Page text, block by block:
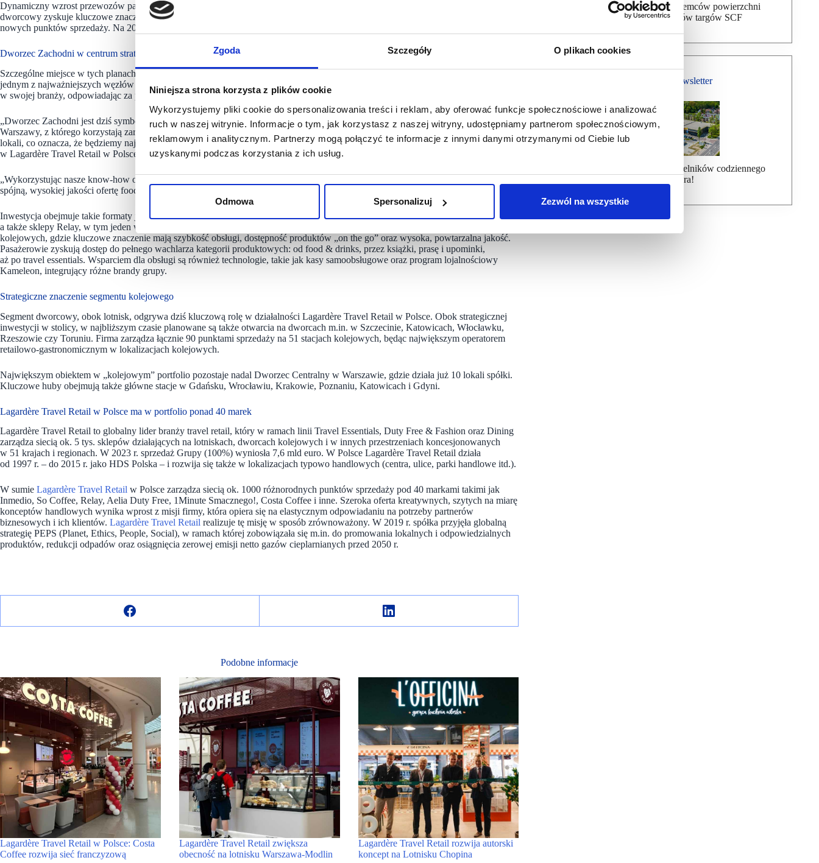
Zgoda Szczegóły O plikach cookies
Niniejsza strona korzysta z plików cookie
Wykorzystujemy pliki cookie do spersonalizowania treści i reklam, aby oferować funkcje społecznościowe i analizować
ruch w naszej witrynie. Informacje o tym, jak korzystasz z naszej witryny, udostępniamy partnerom społecznościowym,
reklamowym i analitycznym. Partnerzy mogą połączyć te informacje z innymi danymi otrzymanymi od Ciebie lub
uzyskanymi podczas korzystania z ich usług.
Odmowa Spersonalizuj Zezwól na wszystkie
Dynamiczny wzrost przewozów pasażerskich oraz intensywna modernizacja infrastruktury kolejowej w Polsce sprawiają, że segment
dworcowy zyskuje kluczowe znaczenie dla Lagardère Travel Retail w Polsce. Tylko w 2025 r. spółka otworzyła na dworcach 14
nowych punktów sprzedaży. Na 2026 potwierdziła już 19 kolejnych lokalizacji, a prace nad następnymi projektami trwają.
Dworzec Zachodni w centrum strategii na 2026 r.
Szczególne miejsce w tych planach zajmuje Dworzec Zachodni w Warszawie, który po niedawno zakończonej modernizacji staje się
jednym z najważniejszych węzłów komunikacyjnych w kraju. Lagardère Travel Retail w Polsce będzie tam największym operatorem
w swojej branży, odpowiadając za ponad połowę dostępnej powierzchni handlowo-gastronomicznej.
„Dworzec Zachodni jest dziś symbolem zmian zachodzących na polskiej kolei. To nowoczesny hub transportowy w centrum
Warszawy, z którego korzystają zarówno mieszkańcy stolicy, jak i podróżni z całego kraju. W drodze przetargu pozyskaliśmy 8 z 14
lokali, co oznacza, że będziemy największym najemcą na tym dworcu” – podkreśla Dariusz Sinkiewicz, zastępca prezesa zarządu
w Lagardère Travel Retail w Polsce.
„Wykorzystując nasze know-how oraz portfolio ponad 40 marek w różnych liniach biznesowych, jesteśmy
spójną, wysokiej jakości ofertę food i retail, dopasowaną do potrzeb i tempa podróży pasażerów”.
Inwestycja obejmuje takie formaty jak Costa Coffee, Salad Story, PAUL, Discover, 1Minute, foodvenience 1 Minute Smacznego!,
a także sklepy Relay, w tym jeden w zupełnie nowej odsłonie. Oferta zaprojektowana została z myślą o specyfice podróży
kolejowych, gdzie kluczowe znaczenie mają szybkość obsługi, dostępność produktów „on the go” oraz wysoka, powtarzalna jakość.
Pasażerowie zyskują dostęp do pełnego wachlarza kategorii produktowych: od food & drinks, przez książki, prasę i upominki,
aż po travel essentials. Wsparciem dla obsługi są również technologie, takie jak kasy samoobsługowe oraz program lojalnościowy
Kameleon, integrujący różne brandy grupy.
Strategiczne znaczenie segmentu kolejowego
Segment dworcowy, obok lotnisk, odgrywa dziś kluczową rolę w działalności Lagardère Travel Retail w Polsce. Obok strategicznej
inwestycji w stolicy, w najbliższym czasie planowane są także otwarcia na dworcach m.in. w Szczecinie, Katowicach, Włocławku,
Rzeszowie czy Toruniu. Firma zarządza łącznie 90 punktami sprzedaży na 51 stacjach kolejowych, będąc największym operatorem
retailowo-gastronomicznym w lokalizacjach kolejowych.
Największym obiektem w „kolejowym” portfolio pozostaje nadal Dworzec Centralny w Warszawie, gdzie działa już 10 lokali spółki.
Kluczowe huby obejmują także główne stacje w Gdańsku, Wrocławiu, Krakowie, Poznaniu, Katowicach i Gdyni.
Lagardère Travel Retail w Polsce ma w portfolio ponad 40 marek
Lagardère Travel Retail to globalny lider branży travel retail, który w ramach linii Travel Essentials, Duty Free & Fashion oraz Dining
zarządza siecią ok. 5 tys. sklepów działających na lotniskach, dworcach kolejowych i w innych przestrzeniach koncesjonowanych
w 51 krajach i regionach. W 2023 r. sprzedaż Grupy (100%) wyniosła 7,6 mld euro. W Polsce Lagardère Travel Retail działa
od 1997 r. – do 2015 r. jako HDS Polska – i rozwija się także w lokalizacjach typowo handlowych (centra, ulice, parki handlowe itd.).
W sumie Lagardère Travel Retail w Polsce zarządza siecią ok. 1000 różnorodnych punktów sprzedaży pod 40 markami takimi jak
Inmedio, So Coffee, Relay, Aelia Duty Free, 1Minute Smacznego!, Costa Coffee i inne. Szeroka oferta kreatywnych, szytych na miarę
konceptów handlowych wynika wprost z misji firmy, która opiera się na elastycznym odpowiadaniu na potrzeby partnerów
biznesowych i ich klientów. Lagardère Travel Retail realizuje tę misję w sposób zrównoważony. W 2019 r. spółka przyjęła globalną
strategię PEPS (Planet, Ethics, People, Social), w ramach której zobowiązała się m.in. do promowania lokalnych i odpowiedzialnych
produktów, redukcji odpadów oraz osiągnięcia zerowej emisji netto gazów cieplarnianych przed 2050 r.
Podobne informacje
Lagardère Travel Retail w Polsce: Costa
Coffee rozwija sieć franczyzową
Lagardère Travel Retail zwiększa
obecność na lotnisku Warszawa-Modlin
Lagardère Travel Retail rozwija autorski
koncept na Lotnisku Chopina
Bezpłatna wysyłka dla najemców powierzchni
handlowej, uczestników targów SCF
Bezpłatny Newsletter
Dołącz do ponad 7000 czytelników codziennego
newslettera!